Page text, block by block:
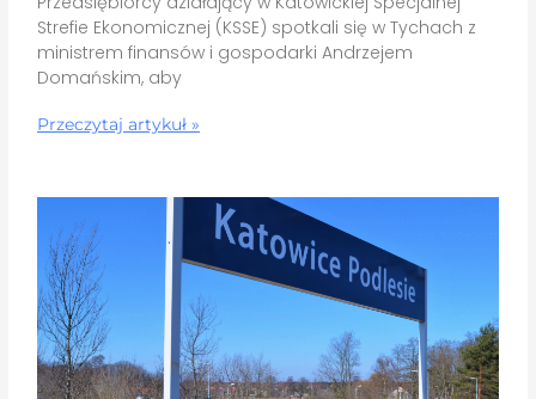
Strefie Ekonomicznej (KSSE) spotkali się w Tychach z
ministrem finansów i gospodarki Andrzejem
Domańskim, aby
Przeczytaj artykuł »